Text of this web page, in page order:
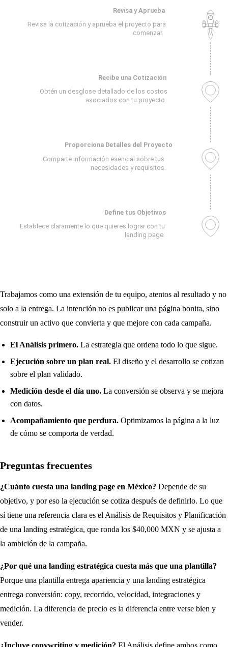
Trabajamos como una extensión de tu equipo, atentos al resultado y no
solo a la entrega. La intención no es publicar una página bonita, sino
construir un activo que convierta y que mejore con cada campaña.
El Análisis primero. La estrategia que ordena todo lo que sigue.
Ejecución sobre un plan real. El diseño y el desarrollo se cotizan
sobre el plan validado.
Medición desde el día uno. La conversión se observa y se mejora
con datos.
Acompañamiento que perdura. Optimizamos la página a la luz
de cómo se comporta de verdad.
Preguntas frecuentes
¿Cuánto cuesta una landing page en México? Depende de su
objetivo, y por eso la ejecución se cotiza después de definirlo. Lo que
sí tiene una referencia clara es el Análisis de Requisitos y Planificación
de una landing estratégica, que ronda los $40,000 MXN y se ajusta a
la ambición de la campaña.
¿Por qué una landing estratégica cuesta más que una plantilla?
Porque una plantilla entrega apariencia y una landing estratégica
entrega conversión: copy, recorrido, velocidad, integraciones y
medición. La diferencia de precio es la diferencia entre verse bien y
vender.